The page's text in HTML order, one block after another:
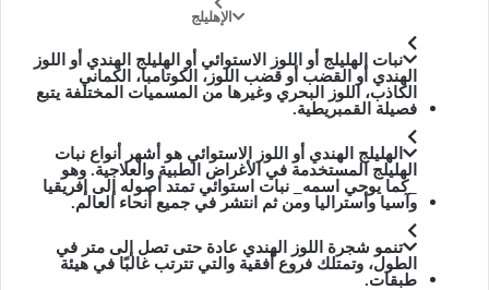
الإهليلج
نبات الهليلج أو اللوز الاستوائي أو الهليلج الهندي أو اللوز
الهندي أو القضب أو قضب اللوز، الكوتامبا، الكماني
الكاذب، اللوز البحري وغيرها من المسميات المختلفة يتبع
فصيلة القمبريطية.
الهليلج الهندي أو اللوز الاستوائي هو أشهر أنواع نبات
الهليلج المستخدمة في الأغراض الطبية والعلاجية. وهو
_كما يوحي اسمه_ نبات استوائي تمتد أصوله إلى إفريقيا
وآسيا وأستراليا ومن ثم انتشر في جميع أنحاء العالم.
تنمو شجرة اللوز الهندي عادة حتى تصل إلى متر في
الطول، وتمتلك فروع أفقية والتي تترتب غالبًا في هيئة
طبقات.